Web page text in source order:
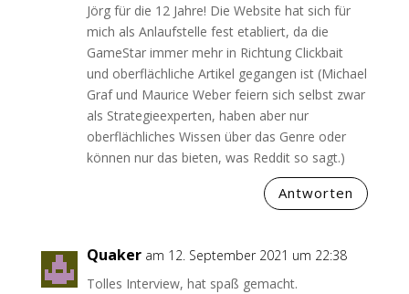
Jörg für die 12 Jahre! Die Website hat sich für
mich als Anlaufstelle fest etabliert, da die
GameStar immer mehr in Richtung Clickbait
und oberflächliche Artikel gegangen ist (Michael
Graf und Maurice Weber feiern sich selbst zwar
als Strategieexperten, haben aber nur
oberflächliches Wissen über das Genre oder
können nur das bieten, was Reddit so sagt.)
Antworten
Quaker am 12. September 2021 um 22:38
Tolles Interview, hat spaß gemacht.